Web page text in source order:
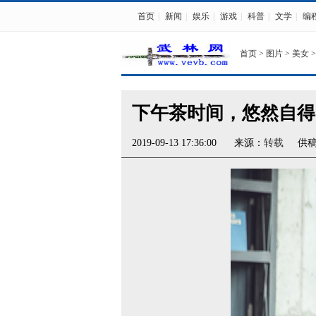
首页 新闻 娱乐 游戏 科普 文学 编
首页 > 图片 > 美女
下午茶时间，悠然自
2019-09-13 17:36:00 来源： 转载 供